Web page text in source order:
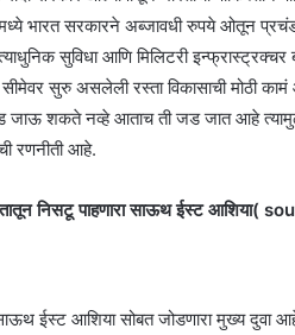
मध्ये भारत सरकारने अब्जावधी रुपये ओतून
सुविधा आणि मिलिटरी
सुरु असलेली रस्ता विकासाची मोठी
जाऊ शकते नव्हे आताच ती जड जात आहे त्यामुळे
रणनीती आहे.
निसटू पाहणारा साऊथ ईस्ट
ईस्ट आशिया सोबत जोडणारा मुख्य दुवा आहे